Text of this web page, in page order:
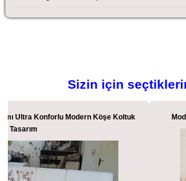
Sizin için
Modüler Lüks Köşe Koltuk Özel Tasarım